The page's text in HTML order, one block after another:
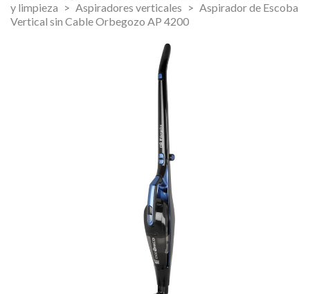
y limpieza
Aspiradores verticales
Aspirador de Escoba
Vertical sin Cable Orbegozo AP 4200